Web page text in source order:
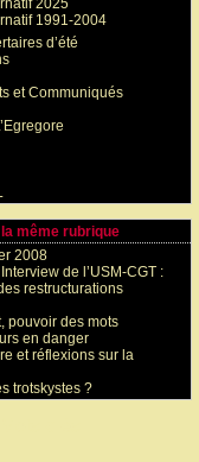
1991-2004
d’été
et Communiqués
la même rubrique
2008
de l’USM-CGT :
restructurations
pouvoir des mots
en danger
et réflexions sur la
trotskystes ?